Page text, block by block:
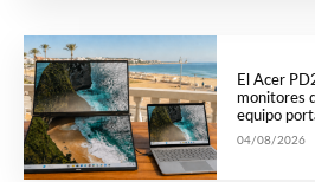
El Acer
monitores
equipo
04/08/2026